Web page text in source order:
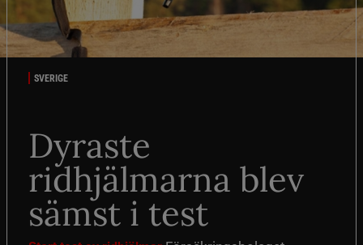
SVERIGE
Dyraste
ridhjälmarna blev
sämst i test